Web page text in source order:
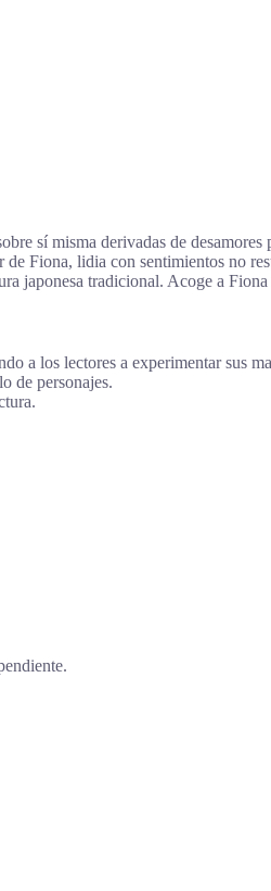
sí misma derivadas de
Fiona, lidia con sentimientos no
japonesa tradicional. Acoge a
a los lectores a experimentar sus
de personajes.